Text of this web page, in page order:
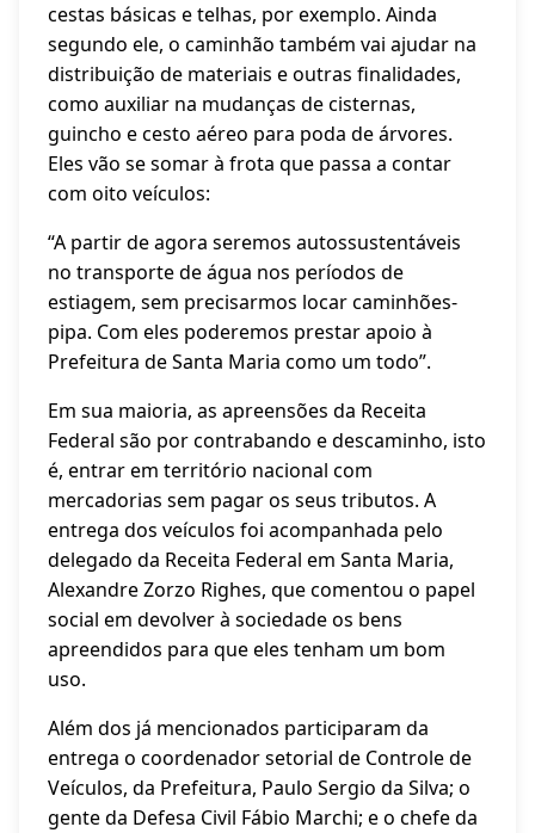
cestas básicas e telhas, por exemplo. Ainda
segundo ele, o caminhão também vai ajudar na
distribuição de materiais e outras finalidades,
como auxiliar na mudanças de cisternas,
guincho e cesto aéreo para poda de árvores.
Eles vão se somar à frota que passa a contar
com oito veículos:
“A partir de agora seremos autossustentáveis
no transporte de água nos períodos de
estiagem, sem precisarmos locar caminhões-
pipa. Com eles poderemos prestar apoio à
Prefeitura de Santa Maria como um todo”.
Em sua maioria, as apreensões da Receita
Federal são por contrabando e descaminho, isto
é, entrar em território nacional com
mercadorias sem pagar os seus tributos. A
entrega dos veículos foi acompanhada pelo
delegado da Receita Federal em Santa Maria,
Alexandre Zorzo Righes, que comentou o papel
social em devolver à sociedade os bens
apreendidos para que eles tenham um bom
uso.
Além dos já mencionados participaram da
entrega o coordenador setorial de Controle de
Veículos, da Prefeitura, Paulo Sergio da Silva; o
gente da Defesa Civil Fábio Marchi; e o chefe da